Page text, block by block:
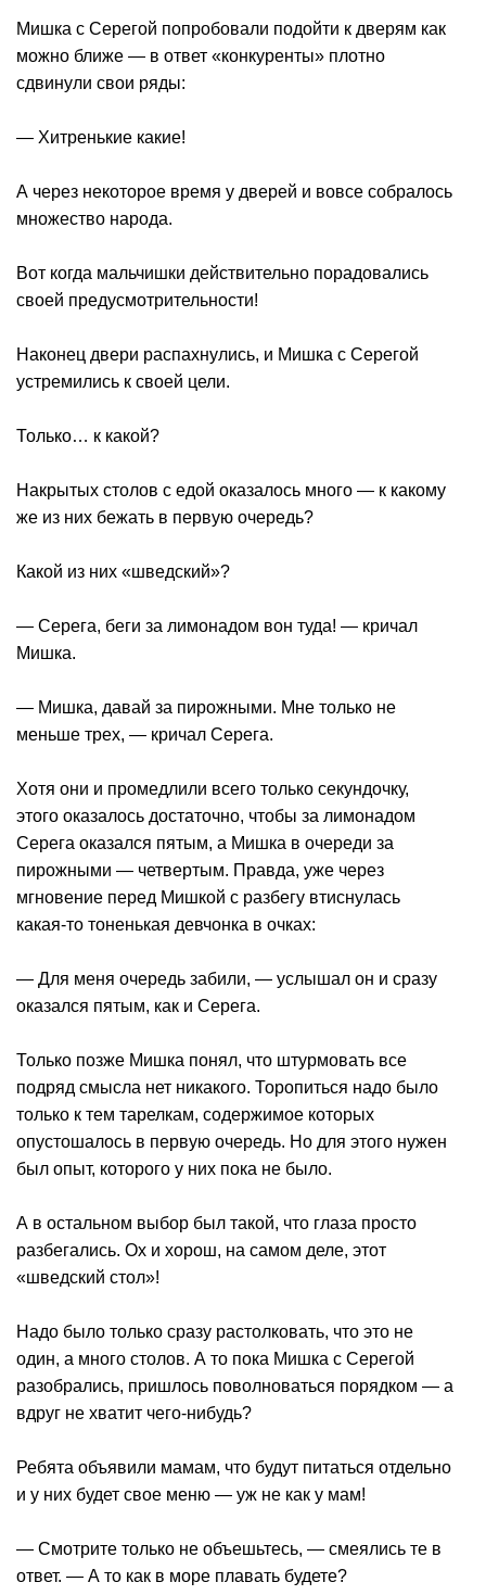
Мишка с Серегой попробовали подойти к дверям как
можно ближе — в ответ «конкуренты» плотно
сдвинули свои ряды:
— Хитренькие какие!
А через некоторое время у дверей и вовсе собралось
множество народа.
Вот когда мальчишки действительно порадовались
своей предусмотрительности!
Наконец двери распахнулись, и Мишка с Серегой
устремились к своей цели.
Только… к какой?
Накрытых столов с едой оказалось много — к какому
же из них бежать в первую очередь?
Какой из них «шведский»?
— Серега, беги за лимонадом вон туда! — кричал
Мишка.
— Мишка, давай за пирожными. Мне только не
меньше трех, — кричал Серега.
Хотя они и промедлили всего только секундочку,
этого оказалось достаточно, чтобы за лимонадом
Серега оказался пятым, а Мишка в очереди за
пирожными — четвертым. Правда, уже через
мгновение перед Мишкой с разбегу втиснулась
какая-то тоненькая девчонка в очках:
— Для меня очередь забили, — услышал он и сразу
оказался пятым, как и Серега.
Только позже Мишка понял, что штурмовать все
подряд смысла нет никакого. Торопиться надо было
только к тем тарелкам, содержимое которых
опустошалось в первую очередь. Но для этого нужен
был опыт, которого у них пока не было.
А в остальном выбор был такой, что глаза просто
разбегались. Ох и хорош, на самом деле, этот
«шведский стол»!
Надо было только сразу растолковать, что это не
один, а много столов. А то пока Мишка с Серегой
разобрались, пришлось поволноваться порядком — а
вдруг не хватит чего-нибудь?
Ребята объявили мамам, что будут питаться отдельно
и у них будет свое меню — уж не как у мам!
— Смотрите только не объешьтесь, — смеялись те в
ответ. — А то как в море плавать будете?